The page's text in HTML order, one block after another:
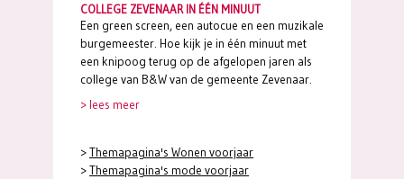
COLLEGE ZEVENAAR IN ÉÉN MINUUT
Een green screen, een autocue en een muzikale
burgemeester. Hoe kijk je in één minuut met
een knipoog terug op de afgelopen jaren als
college van B&W van de gemeente Zevenaar.
> lees meer
>Themapagina's Wonen voorjaar
>Themapagina's mode voorjaar